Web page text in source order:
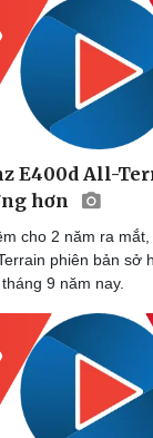
E400d All-
hơn
cho 2 năm ra
phiên bản sở
9 năm nay.